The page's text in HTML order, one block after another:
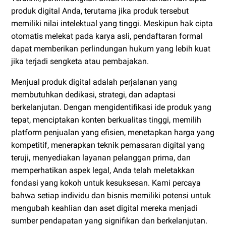
produk digital Anda, terutama jika produk tersebut
memiliki nilai intelektual yang tinggi. Meskipun hak cipta
otomatis melekat pada karya asli, pendaftaran formal
dapat memberikan perlindungan hukum yang lebih kuat
jika terjadi sengketa atau pembajakan.
Menjual produk digital adalah perjalanan yang
membutuhkan dedikasi, strategi, dan adaptasi
berkelanjutan. Dengan mengidentifikasi ide produk yang
tepat, menciptakan konten berkualitas tinggi, memilih
platform penjualan yang efisien, menetapkan harga yang
kompetitif, menerapkan teknik pemasaran digital yang
teruji, menyediakan layanan pelanggan prima, dan
memperhatikan aspek legal, Anda telah meletakkan
fondasi yang kokoh untuk kesuksesan. Kami percaya
bahwa setiap individu dan bisnis memiliki potensi untuk
mengubah keahlian dan aset digital mereka menjadi
sumber pendapatan yang signifikan dan berkelanjutan.